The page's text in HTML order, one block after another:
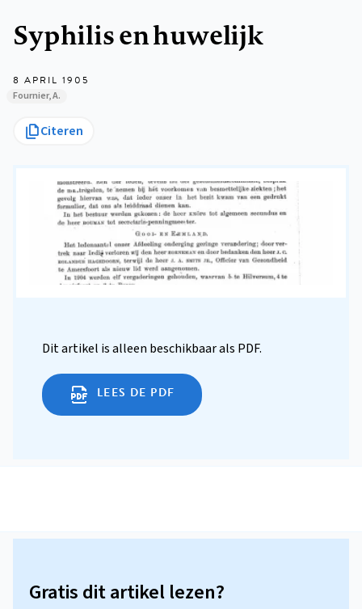
Syphilis en huwelijk
8 APRIL 1905
Fournier, A.
Citeren
Dit artikel is alleen beschikbaar als PDF.
LEES DE PDF
Gratis dit artikel lezen?